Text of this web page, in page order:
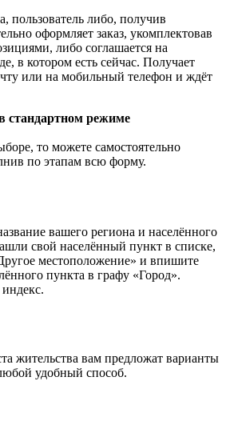
пользователь либо, получив
оформляет заказ, укомплектовав
либо соглашается на
в котором есть сейчас. Получает
или на мобильный телефон и ждёт
стандартном режиме
то можете самостоятельно
по этапам всю форму.
вашего региона и населённого
свой населённый пункт в списке,
местоположение» и впишите
пункта в графу «Город».
жительства вам предложат варианты
удобный способ.